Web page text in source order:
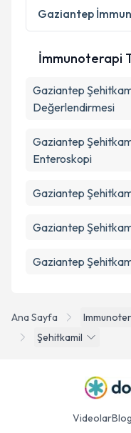
Ana Sayfa
Şehitkamil
Gaziantep
İmmunoterapi
Gaziantep
Değerlendirmesi
Gaziantep
Enteroskopi
Gaziantep
Gaziantep
Gaziantep
VideolarBlog